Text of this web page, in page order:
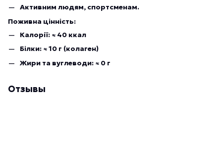
Активним людям, спортсменам.
Поживна цінність:
Калорії: ≈ 40 ккал
Білки: ≈ 10 г (колаген)
Жири та вуглеводи: ≈ 0 г
Отзывы